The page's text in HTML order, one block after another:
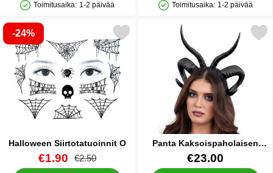
Saatavuus: Varastossa
Toimitusaika: 1-2 päivää
Saatavuus: Varastossa
Toimitusaika: 1-2 päivää
-24%
Halloween Siirtotatuoinnit O
Tuote.nro 43990
uusi hinta
€1.90 vanha hinta
€2.50
Merkitse halloween Siirtotatuoinnit O suosikiksi
Panta Kaksoispaholaisen
Sarvet Musta
Tuote.nro 88643
€23.00
Merkitse panta